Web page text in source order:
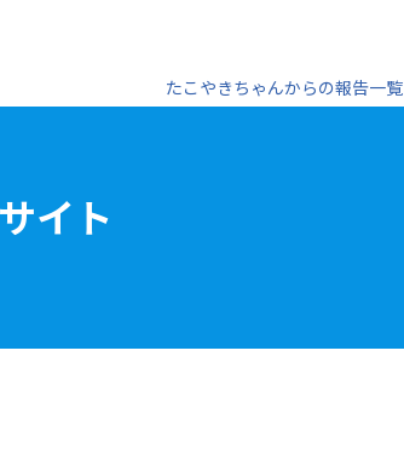
たこやきちゃんからの報告一覧
イト